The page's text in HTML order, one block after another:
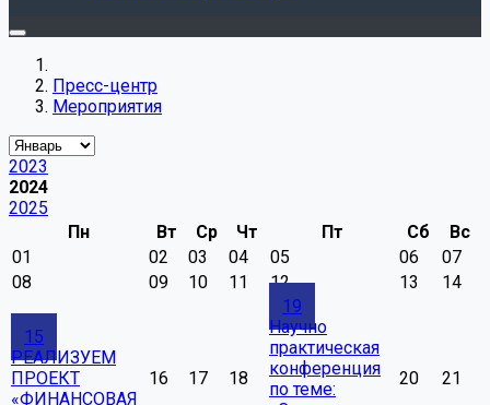
Пресс-центр
Мероприятия
2023
2024
2025
Пн
Вт Ср Чт Пт Сб
Вс
01
02 03 04 05 06
07
08
09 10 11 12 13 14
15
РЕАЛИЗУЕМ
ПРОЕКТ
«ФИНАНСОВАЯ
16 17 18
19
Научно
практическая
конференция
по теме:
20 21